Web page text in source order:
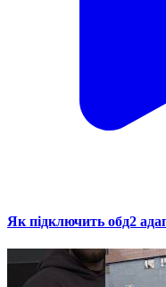
Як підключить обд2